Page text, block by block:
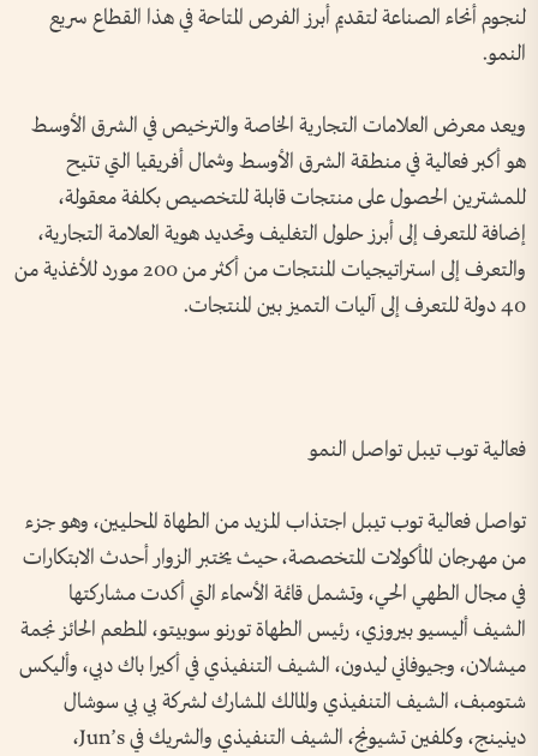
لنجوم أنحاء الصناعة لتقديم أبرز الفرص المتاحة في هذا القطاع سريع
النمو.
ويعد معرض العلامات التجارية الخاصة والترخيص في الشرق الأوسط
هو أكبر فعالية في منطقة الشرق الأوسط وشمال أفريقيا التي تتيح
للمشترين الحصول على منتجات قابلة للتخصيص بكلفة معقولة،
إضافة للتعرف إلى أبرز حلول التغليف وتحديد هوية العلامة التجارية،
والتعرف إلى استراتيجيات المنتجات من أكثر من 200 مورد للأغذية من
40 دولة للتعرف إلى آليات التميز بين المنتجات
.
فعالية توب تيبل تواصل النمو
تواصل فعالية توب تيبل اجتذاب المزيد من الطهاة المحليين، وهو جزء
من مهرجان المأكولات المتخصصة، حيث يختبر الزوار أحدث الابتكارات
في مجال الطهي الحي، وتشمل قائمة الأسماء التي أكدت مشاركتها
الشيف أليسيو بيروزي، رئيس الطهاة تورنو سوبيتو، المطعم الحائز نجمة
ميشلان، وجيوفاني ليدون، الشيف التنفيذي في أكيرا باك دبي، وأليكس
شتومبف، الشيف التنفيذي والمالك المشارك لشركة بي بي سوشال
دينينج، وكلفين تشيونج، الشيف التنفيذي والشريك في
،